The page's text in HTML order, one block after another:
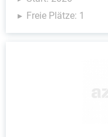
Freie Plätze: 1